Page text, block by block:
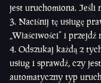
jest uruchomiona. Jeśli
Naciśnij tę usługę
„Właściwości” i przejdź
Odszukaj każdą z
usług i sprawdź, czy
automatyczny typ